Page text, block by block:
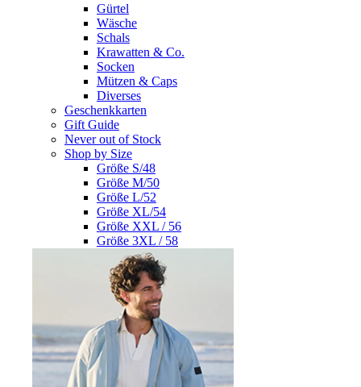
Gürtel
Wäsche
Schals
Krawatten & Co.
Socken
Mützen & Caps
Diverses
Geschenkkarten
Gift Guide
Never out of Stock
Shop by Size
Größe S/48
Größe M/50
Größe L/52
Größe XL/54
Größe XXL / 56
Größe 3XL / 58